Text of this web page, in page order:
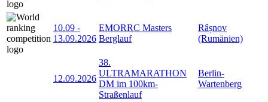
10.09 -
13.09.2026
EMORRC Masters
Berglauf
Râșnov
(Rumänien)
12.09.2026
38.
ULTRAMARATHON
DM im 100km-
Straßenlauf
Berlin-
Wartenberg